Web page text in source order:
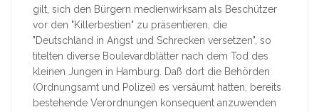
gilt, sich den Bürgern medienwirksam als Beschützer
vor den "Killerbestien" zu präsentieren, die
"Deutschland in Angst und Schrecken versetzen", so
titelten diverse Boulevardblätter nach dem Tod des
kleinen Jungen in Hamburg. Daß dort die Behörden
(Ordnungsamt und Polizei) es versäumt hatten, bereits
bestehende Verordnungen konsequent anzuwenden